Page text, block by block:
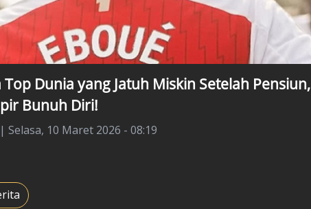
Dunia yang Jatuh Miskin Setelah Pensiun,
Bunuh Diri!
Selasa, 10 Maret 2026 - 08:19